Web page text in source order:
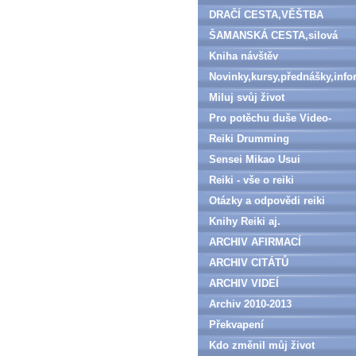
DRAČÍ CESTA,VĚŠTBA
ŠAMANSKÁ CESTA,silová
zvířata
Kniha návštěv
Miluj svůj život
Pro potěchu duše Video-
denně aktualizováno
Reiki Drumming
Sensei Mikao Usui
Reiki - vše o reiki
Otázky a odpovědi reiki
Knihy Reiki aj.
ARCHIV AFIRMACÍ
ARCHIV CITÁTŮ
ARCHIV VIDEÍ
Archiv 2010-2013
Překvapení
Kdo změnil můj život